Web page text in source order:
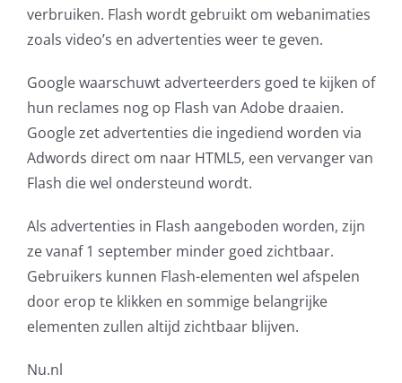
Glasvezelverbindingen
Microsoft software licenties
SLA overeenkomsten
Remote Help
WordPress SLA Contract
Contact
verbruiken. Flash wordt gebruikt om webanimaties
zoals video’s en advertenties weer te geven.
Google waarschuwt adverteerders goed te kijken of
hun reclames nog op Flash van Adobe draaien.
Google zet advertenties die ingediend worden via
Adwords direct om naar HTML5, een vervanger van
Flash die wel ondersteund wordt.
Als advertenties in Flash aangeboden worden, zijn
ze vanaf 1 september minder goed zichtbaar.
Gebruikers kunnen Flash-elementen wel afspelen
door erop te klikken en sommige belangrijke
elementen zullen altijd zichtbaar blijven.
Nu.nl